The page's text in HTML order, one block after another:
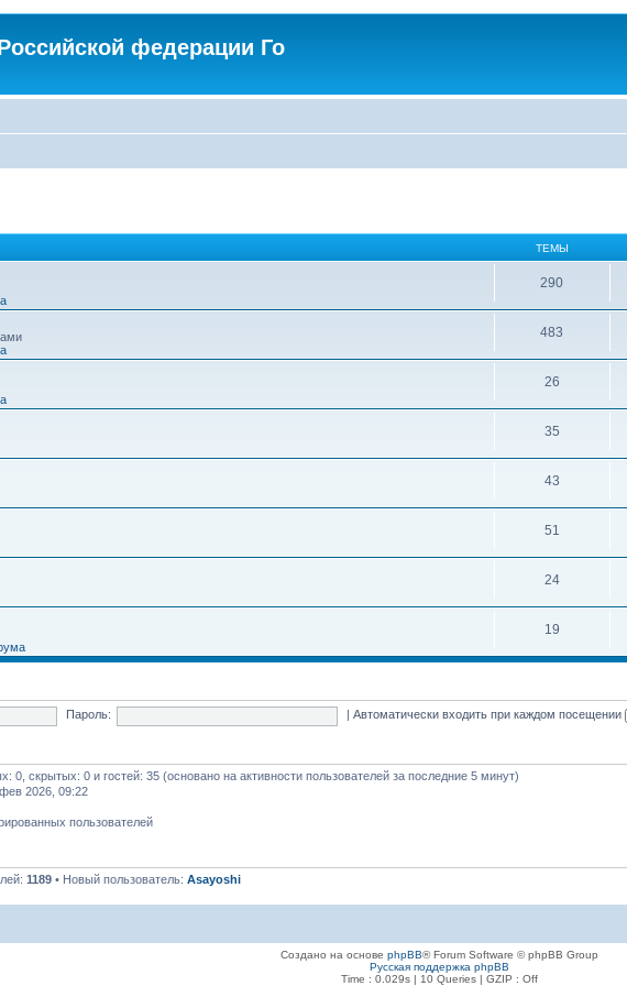
федерации Го
ТЕМЫ
290
483
26
35
43
51
24
19
Пароль: |Автоматически входить при каждом посещении
0, скрытых: 0 и гостей: 35 (основано на активности пользователей за последние 5 минут)
2026, 09:22
пользователей
1189 • Новый пользователь: Asayoshi
Создано на основе phpBB® Forum Software © phpBB Group
Русская поддержка phpBB
Time : 0.029s | 10 Queries | GZIP : Off